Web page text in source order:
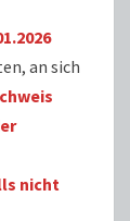
an sich
nicht